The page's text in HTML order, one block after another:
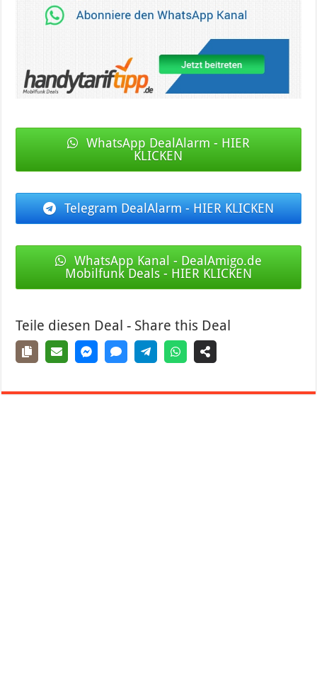
WhatsApp DealAlarm - HIER
KLICKEN
Telegram DealAlarm - HIER KLICKEN
WhatsApp Kanal - DealAmigo.de
Mobilfunk Deals - HIER KLICKEN
Teile diesen Deal - Share this Deal